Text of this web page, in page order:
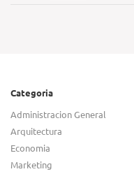
Categoria
Administracion General
Arquitectura
Economia
Marketing